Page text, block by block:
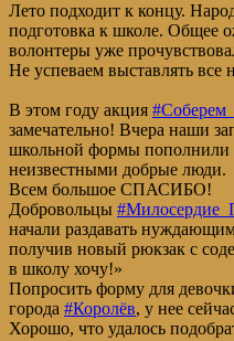
Лето подходит к концу.
подготовка к школе. Общее
волонтеры уже
Не успеваем выставлять все
В этом году акция
замечательно! Вчера наши
школьной формы пополнили
неизвестными добрые люди.
Всем большое СПАСИБО!
Добровольцы
начали раздавать
получив новый рюкзак с
в школу хочу!»
Попросить форму для
города #Королёв, у нее
Хорошо, что удалось